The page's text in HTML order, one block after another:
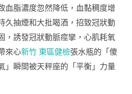
血脂濃度忽然降低，血黏稠度增
久抽煙和大批喝酒，招致冠狀動
，誘發冠狀動脈痙攣，心肌耗氧
來心新竹 東區健檢張水瓶的「傻
」瞬間被天秤座的「平衡」力量